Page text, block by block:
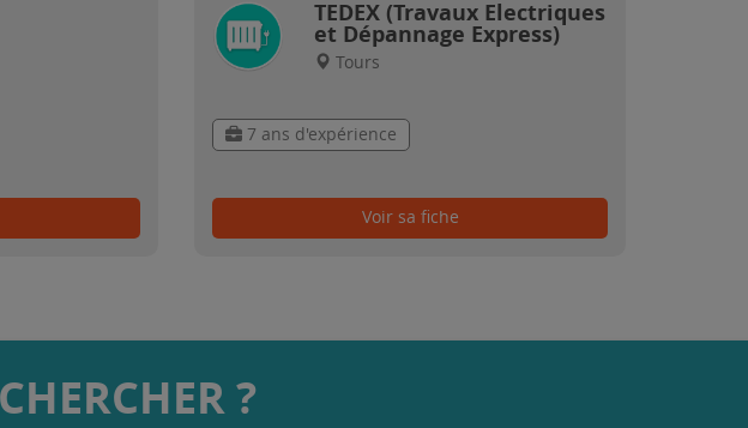
TEDEX (Travaux Electriques
et Dépannage Express)
Tours
7 ans d'expérience
Voir sa fiche
?